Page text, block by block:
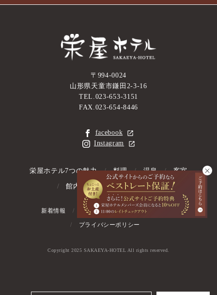
〒994-0024
山形県天童市鎌田2-3-16
TEL.023-653-3151
FAX.023-654-8446
facebook
Instagram
栄屋ホテル7つの魅力 料理 温泉 客室
館内情報 アクセス情報
新着情報 お問い合わせ よくあるご質問
プライバシーポリシー
Copyright 2025 SAKAEYA-HOTEL All rights reserved.